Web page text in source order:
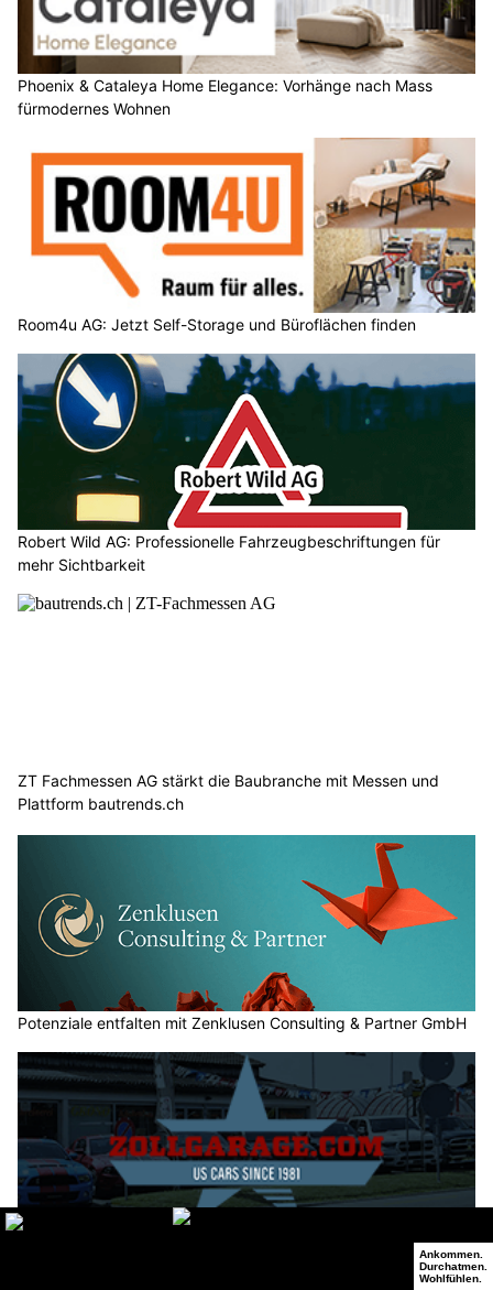
Phoenix & Cataleya Home Elegance: Vorhänge nach Mass
fürmodernes Wohnen
Room4u AG: Jetzt Self-Storage und Büroflächen finden
Robert Wild AG: Professionelle Fahrzeugbeschriftungen für
mehr Sichtbarkeit
ZT Fachmessen AG stärkt die Baubranche mit Messen und
Plattform bautrends.ch
Potenziale entfalten mit Zenklusen Consulting & Partner GmbH
Zollgarage Neuhausen GmbH – Top-Adresse für US-Car Import